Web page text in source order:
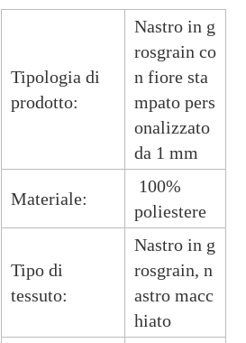
Tipologia di
prodotto:
Nastro in g
rosgrain co
n fiore sta
mpato pers
onalizzato
da 1 mm
Materiale:
100%
poliestere
Tipo di
tessuto:
Nastro in g
rosgrain, n
astro macc
hiato